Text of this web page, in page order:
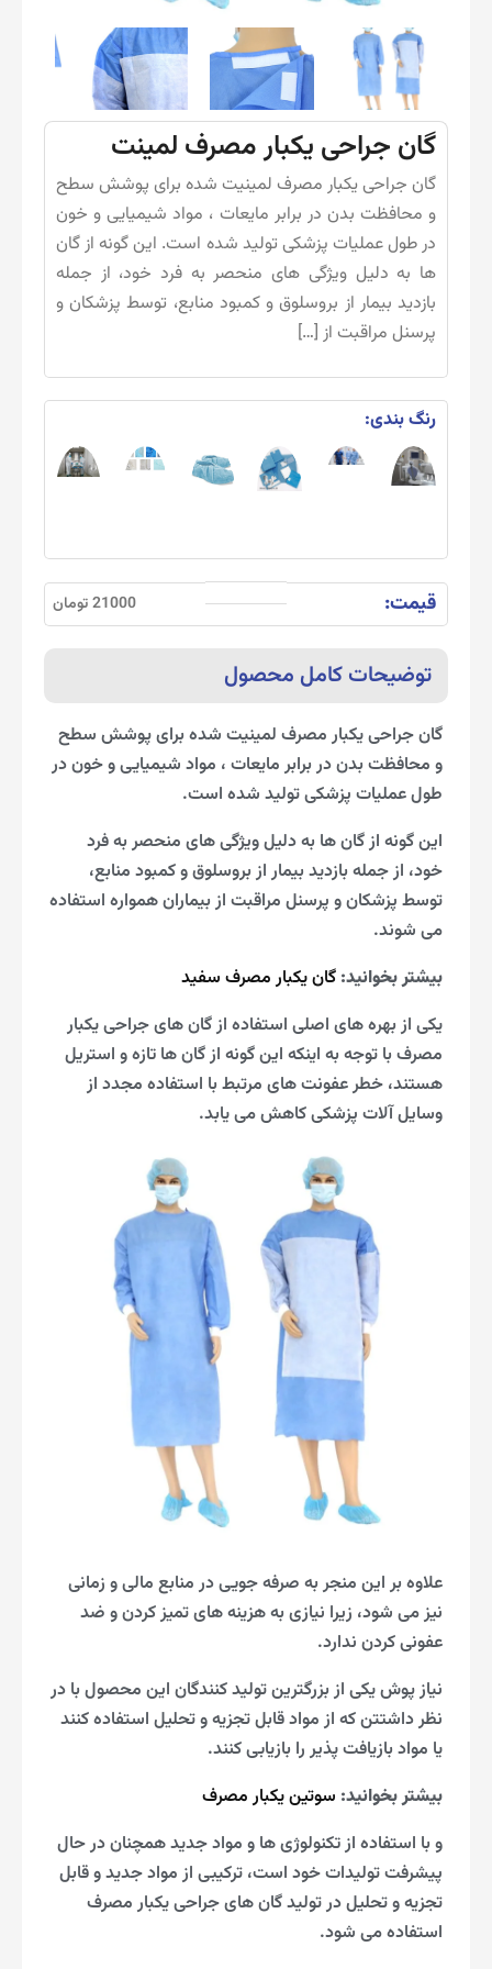
گان جراحی یکبار مصرف لمینت
گان جراحی یکبار مصرف لمینیت شده برای پوشش سطح
و محافظت بدن در برابر مایعات ، مواد شیمیایی و خون
در طول عملیات پزشکی تولید شده است. این گونه از گان
ها به دلیل ویژگی های منحصر به فرد خود، از جمله
بازدید بیمار از بروسلوق و کمبود منابع، توسط پزشکان و
پرسنل مراقبت از […]
رنگ بندی:
قیمت: 21000 تومان
توضیحات کامل محصول
گان جراحی یکبار مصرف لمینیت شده برای پوشش سطح
و محافظت بدن در برابر مایعات ، مواد شیمیایی و خون در
طول عملیات پزشکی تولید شده است.
این گونه از گان ها به دلیل ویژگی های منحصر به فرد
خود، از جمله بازدید بیمار از بروسلوق و کمبود منابع،
توسط پزشکان و پرسنل مراقبت از بیماران همواره استفاده
می شوند.
بیشتر بخوانید: گان یکبار مصرف سفید
یکی از بهره های اصلی استفاده از گان های جراحی یکبار
مصرف با توجه به اینکه این گونه از گان ها تازه و استریل
هستند، خطر عفونت های مرتبط با استفاده مجدد از
وسایل آلات پزشکی کاهش می یابد.
علاوه بر این منجر به صرفه جویی در منابع مالی و زمانی
نیز می شود، زیرا نیازی به هزینه های تمیز کردن و ضد
عفونی کردن ندارد.
نیاز پوش یکی از بزرگترین تولید کنندگان این محصول با در
نظر داشتتن که از مواد قابل تجزیه و تحلیل استفاده کنند
یا مواد بازیافت پذیر را بازیابی کنند.
بیشتر بخوانید: سوتین یکبار مصرف
و با استفاده از تکنولوژی ها و مواد جدید همچنان در حال
پیشرفت تولیدات خود است، ترکیبی از مواد جدید و قابل
تجزیه و تحلیل در تولید گان های جراحی یکبار مصرف
استفاده می شود.